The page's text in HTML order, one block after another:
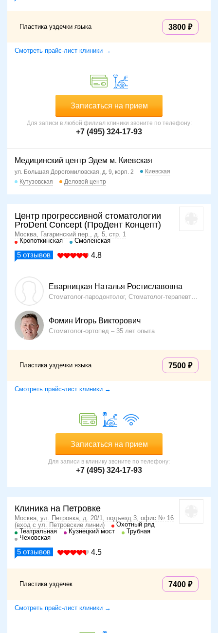
Пластика уздечки языка 3800
Смотреть прайс-лист клиники →
Записаться на прием
Для записи в любой филиал клиники звоните по телефону:
+7 (495) 324-17-93
Медицинский центр Эдем м. Киевская
ул. Большая Дорогомиловская, д. 9, корп. 2
Киевская
Кутузовская
Деловой центр
Центр прогрессивной стоматологии
ProDent Concept (ПроДент Концепт)
Москва, Гагаринский пер., д. 5, стр. 1
Кропоткинская
Смоленская
5 отзывов 4.8
Еварницкая Наталья Ростиславовна
Стоматолог-пародонтолог, Стоматолог-терапевт
Фомин Игорь Викторович
Стоматолог-ортопед 35 лет опыта
Пластика уздечки языка 7500
Смотреть прайс-лист клиники →
Записаться на прием
Для записи в клинику звоните по телефону:
+7 (495) 324-17-93
Клиника на Петровке
Москва, ул. Петровка, д. 20/1, подъезд 3, офис № 16
(вход с ул. Петровские линии)
Охотный ряд
Театральная
Кузнецкий мост
Трубная
Чеховская
5 отзывов 4.5
Пластика уздечек 7400
Смотреть прайс-лист клиники →